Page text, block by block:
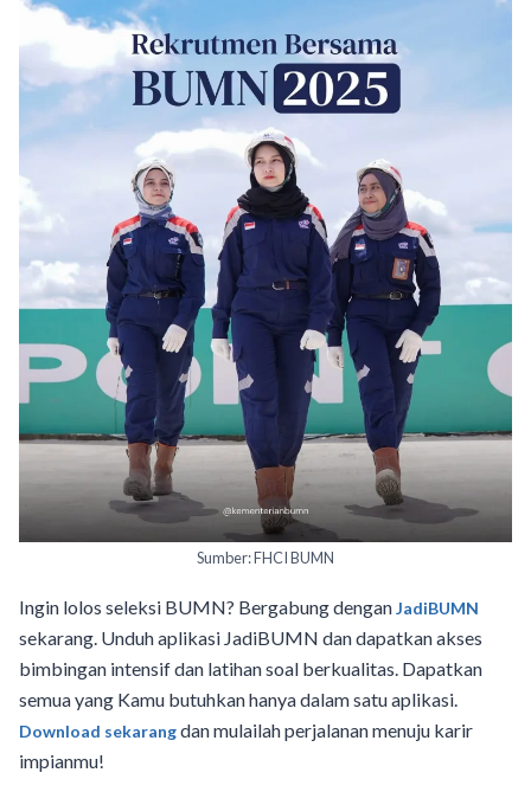
Sumber: FHCI BUMN
Ingin lolos seleksi BUMN? Bergabung denganJadiBUMN
sekarang. Unduh aplikasi JadiBUMN dan dapatkan akses
bimbingan intensif dan latihan soal berkualitas. Dapatkan
semua yang Kamu butuhkan hanya dalam satu aplikasi.
Download sekarangdan mulailah perjalanan menuju karir
impianmu!